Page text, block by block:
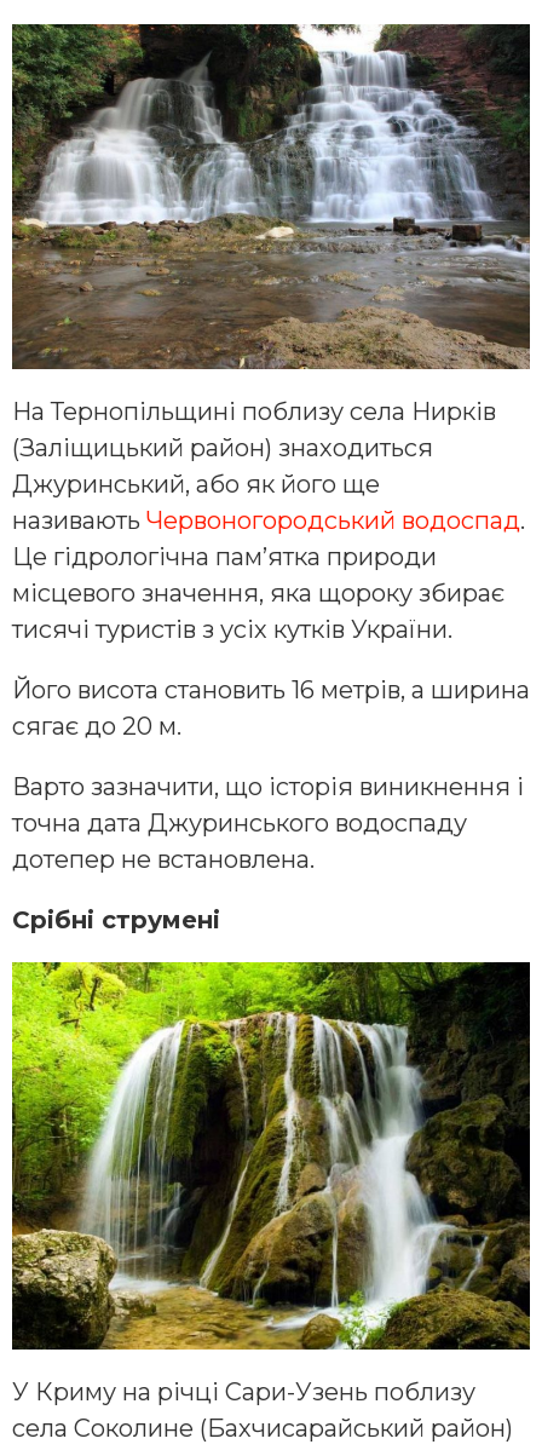
На Тернопільщині поблизу села Нирків
(Заліщицький район) знаходиться
Джуринський, або як його ще
називають Червоногородський водоспад.
Це гідрологічна пам’ятка природи
місцевого значення, яка щороку збирає
тисячі туристів з усіх кутків України.
Його висота становить 16 метрів, а ширина
сягає до 20 м.
Варто зазначити, що історія виникнення і
точна дата Джуринського водоспаду
дотепер не встановлена.
Срібні струмені
У Криму на річці Сари-Узень поблизу
села Соколине (Бахчисарайський район)